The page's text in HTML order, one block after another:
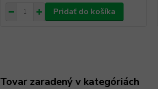
Pridať do košíka
Tovar zaradený v kategóriách